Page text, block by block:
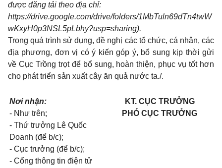
được đăng tải theo địa chỉ:
https://drive.google.com/drive/folders/1MbTuln69dTn4twW
wKxyH0p3NSL5pLbhy?usp=sharing).
Trong quá trình sử dụng, đề nghị các tổ chức, cá nhân, các
địa phương, đơn vị có ý kiến góp ý, bổ sung kịp thời gửi
về Cục Trồng trọt để bổ sung, hoàn thiện, phục vụ tốt hơn
cho phát triển sản xuất cây ăn quả nước ta./.
Nơi nhận:
- Như trên;
- Thứ trưởng Lê Quốc
Doanh (để b/c);
- Cục trưởng (để b/c);
- Cổng thông tin điện tử
KT. CỤC TRƯỞNG
PHÓ CỤC TRƯỞNG